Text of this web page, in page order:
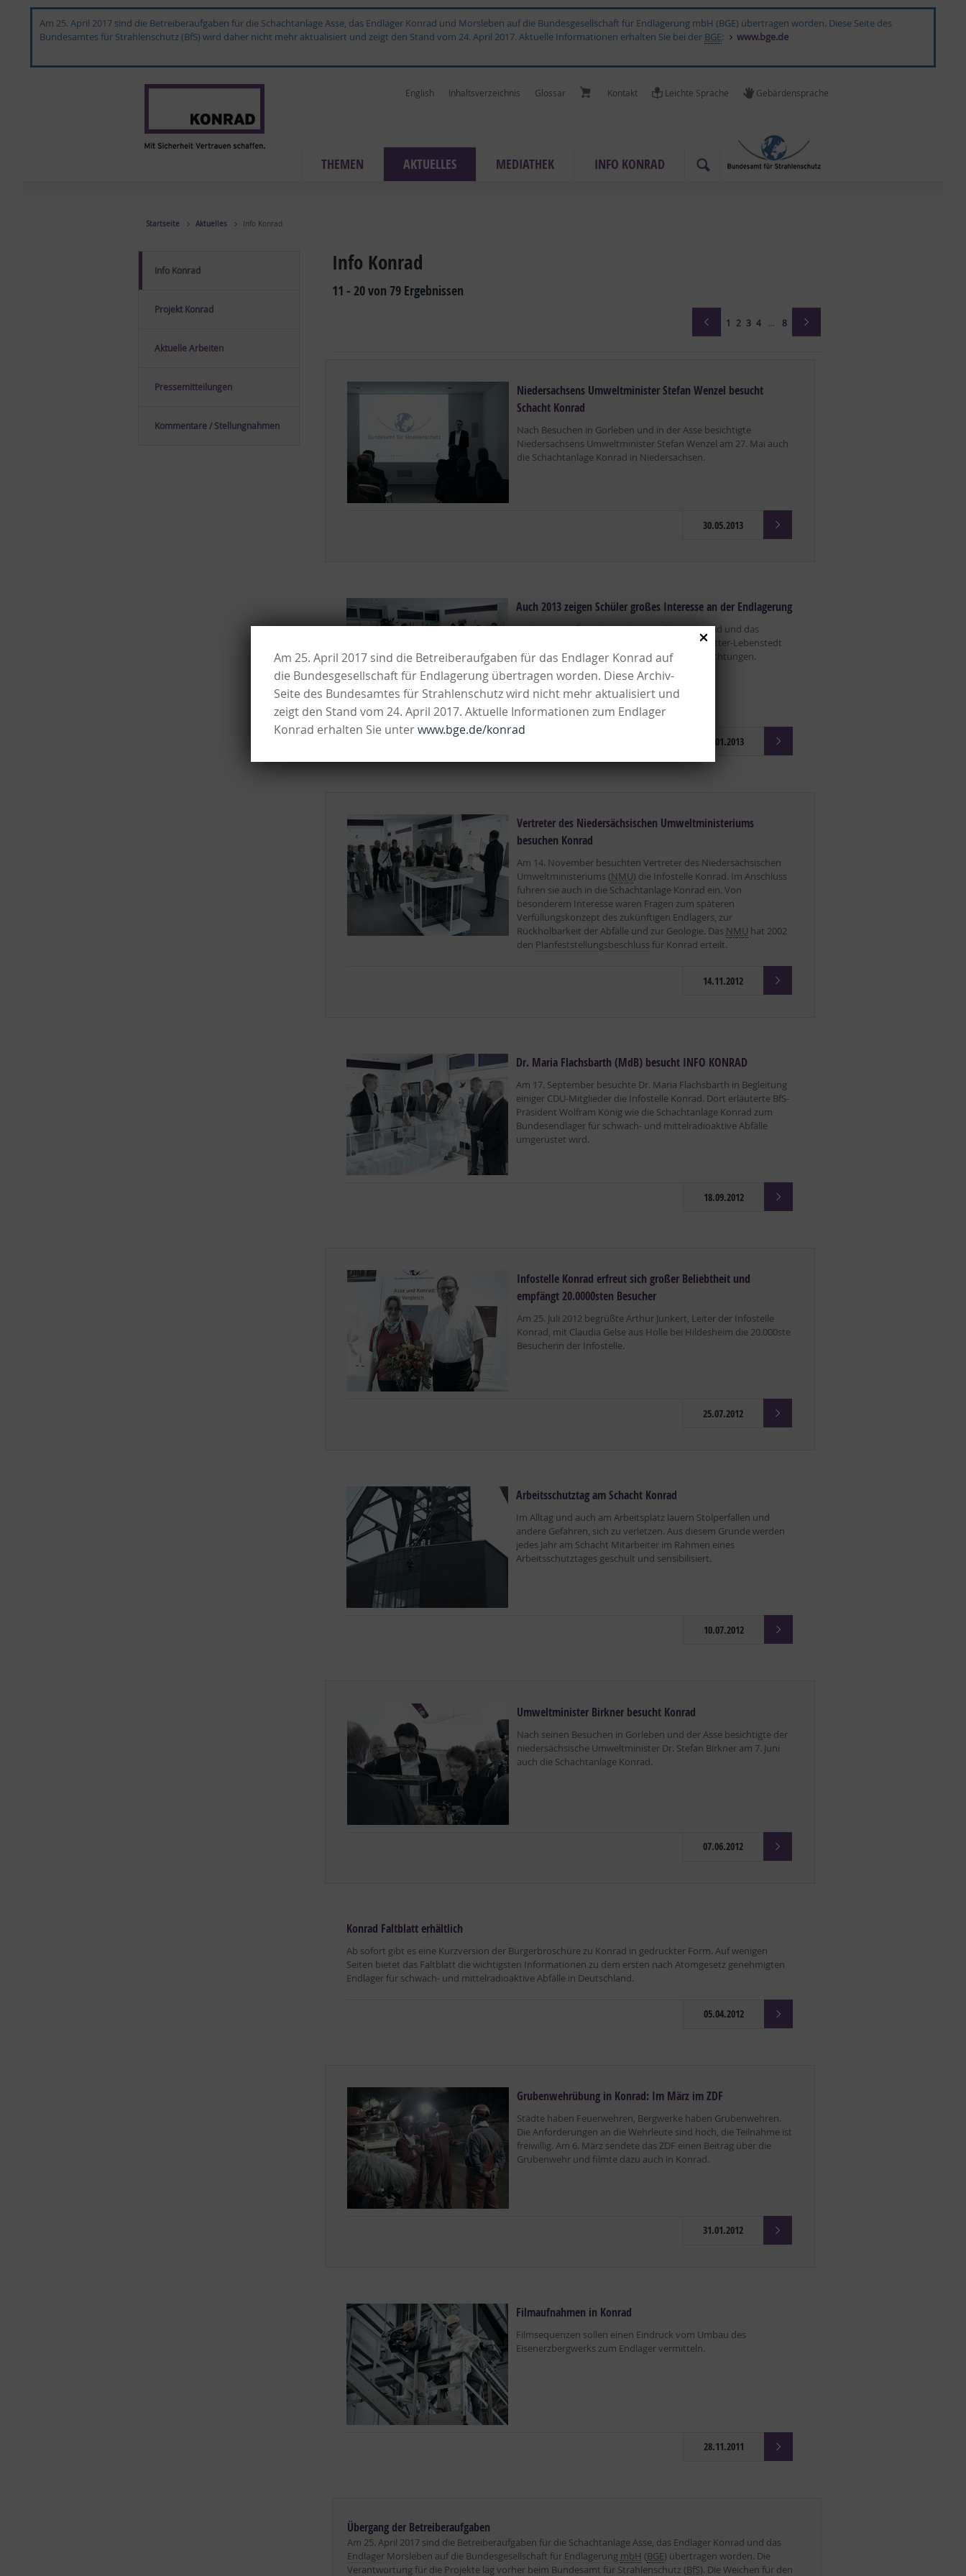
Am 25. April 2017 sind die Betreiberaufgaben für die Schachtanlage Asse, das Endlager Konrad und Morsleben auf die Bundesgesellschaft für Endlagerung mbH (BGE) übertragen worden. Diese Seite des
Bundesamtes für Strahlenschutz (BfS) wird daher nicht mehr aktualisiert und zeigt den Stand vom 24. April 2017. Aktuelle Informationen erhalten Sie bei der BGE: www.bge.de
English In­halts­ver­zeich­nis Glossar Kon­takt Leich­te Spra­che Ge­bär­den­spra­che
THE­MEN AK­TU­EL­LES ME­DIA­THEK IN­FO KON­RAD
Startseite Aktuelles Info Konrad
Info Konrad
11 - 20 von 79 Ergebnissen
1 2 3 4 … 8
Niedersachsens Umweltminister Stefan Wenzel besucht
Schacht Konrad
Nach Besuchen in Gorleben und in der Asse besichtigte
Niedersachsens Umweltminister Stefan Wenzel am 27. Mai auch
die Schachtanlage Konrad in Niedersachsen.
30.05.2013
Auch 2013 zeigen Schüler großes Interesse an der Endlagerung
Auch 2013 stoßen das geplante Endlager Konrad und das
Infozentrum in der Chemnitzer Straße in Salzgitter-Lebenstedt
auf ungebrochenes Interesse bei Bildungseinrichtungen.
25.01.2013
Vertreter des Niedersächsischen Umweltministeriums
besuchen Konrad
Am 14. November besuchten Vertreter des Niedersächsischen
Umweltministeriums (NMU) die Infostelle Konrad. Im Anschluss
fuhren sie auch in die Schachtanlage Konrad ein. Von
besonderem Interesse waren Fragen zum späteren
Verfüllungskonzept des zukünftigen Endlagers, zur
Rückholbarkeit der Abfälle und zur Geologie. Das NMU hat 2002
den Planfeststellungsbeschluss für Konrad erteilt.
14.11.2012
Dr. Maria Flachsbarth (MdB) besucht INFO KONRAD
Am 17. September besuchte Dr. Maria Flachsbarth in Begleitung
einiger CDU-Mitglieder die Infostelle Konrad. Dort erläuterte BfS-
Präsident Wolfram König wie die Schachtanlage Konrad zum
Bundesendlager für schwach- und mittelradioaktive Abfälle
umgerüstet wird.
18.09.2012
Infostelle Konrad erfreut sich großer Beliebtheit und
empfängt 20.0000sten Besucher
Am 25. Juli 2012 begrüßte Arthur Junkert, Leiter der Infostelle
Konrad, mit Claudia Gelse aus Holle bei Hildesheim die 20.000ste
Besucherin der Infostelle.
25.07.2012
Arbeitsschutztag am Schacht Konrad
Im Alltag und auch am Arbeitsplatz lauern Stolperfallen und
andere Gefahren, sich zu verletzen. Aus diesem Grunde werden
jedes Jahr am Schacht Mitarbeiter im Rahmen eines
Arbeitsschutztages geschult und sensibilisiert.
10.07.2012
Umweltminister Birkner besucht Konrad
Nach seinen Besuchen in Gorleben und der Asse besichtigte der
niedersächsische Umweltminister Dr. Stefan Birkner am 7. Juni
auch die Schachtanlage Konrad.
07.06.2012
Konrad Faltblatt erhältlich
Ab sofort gibt es eine Kurzversion der Bürgerbroschüre zu Konrad in gedruckter Form. Auf wenigen
Seiten bietet das Faltblatt die wichtigsten Informationen zu dem ersten nach Atomgesetz genehmigten
Endlager für schwach- und mittelradioaktive Abfälle in Deutschland.
05.04.2012
Grubenwehrübung in Konrad: Im März im ZDF
Städte haben Feuerwehren, Bergwerke haben Grubenwehren.
Die Anforderungen an die Wehrleute sind hoch, die Teilnahme ist
freiwillig. Am 6. März sendete das ZDF einen Beitrag über die
Grubenwehr und filmte dazu auch in Konrad.
31.01.2012
Filmaufnahmen in Konrad
Filmsequenzen sollen einen Eindruck vom Umbau des
Eisenerzbergwerks zum Endlager vermitteln.
28.11.2011
Übergang der Betreiberaufgaben
Am 25. April 2017 sind die Betreiberaufgaben für die Schachtanlage Asse, das EndlagerKonrad und das
EndlagerMorsleben auf die Bundesgesellschaft für Endlagerung mbH (BGE) übertragen worden. Die
Verantwortung für die Projekte lag vorher beim Bundesamt für Strahlenschutz (BfS). Die Weichen für den
In­fo Kon­rad
Pro­jekt Kon­rad
Ak­tu­el­le Ar­bei­ten
Pres­se­mit­tei­lun­gen
Kom­men­ta­re / Stel­lung­nah­men
Am 25. April 2017 sind die Betreiberaufgaben für das Endlager Konrad auf
die Bundesgesellschaft für Endlagerung übertragen worden. Diese Archiv-
Seite des Bundesamtes für Strahlenschutz wird nicht mehr aktualisiert und
zeigt den Stand vom 24. April 2017. Aktuelle Informationen zum Endlager
Konrad erhalten Sie unterwww.bge.de/konrad